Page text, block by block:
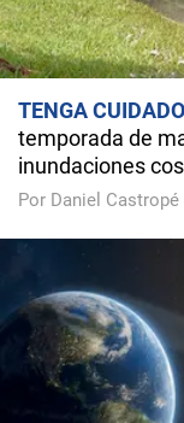
TENGA CUIDADO
temporada de
inundaciones
Por Daniel Castropé